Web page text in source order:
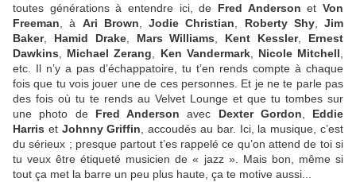
toutes générations à entendre ici, de Fred Anderson etVon
Freeman , à Ari Brown Jodie Christian Roberty Shy, Jim
Baker, Hamid Drake, Mars Williams Kent Kessler, Ernest
Dawkins
Michael Zerang Ken Vandermark, Nicole Mitchell
etc. Il n’y a pas d’échappatoire, tu t’en rends compte à chaque
fois que tu vois jouer une de ces personnes. Et je ne te parle pas
des fois où tu te rends au Velvet Lounge et que tu tombes sur
une photo de Fred Anderson avec Dexter Gordon
Eddie
Harris et Johnny Griffin , accoudés au bar. Ici, la musique, c’est
du sérieux ; presque partout t’es rappelé ce qu’on attend de toi si
tu veux être étiqueté musicien de « jazz ». Mais bon, même si
tout ça met la barre un peu plus haute, ça te motive aussi...